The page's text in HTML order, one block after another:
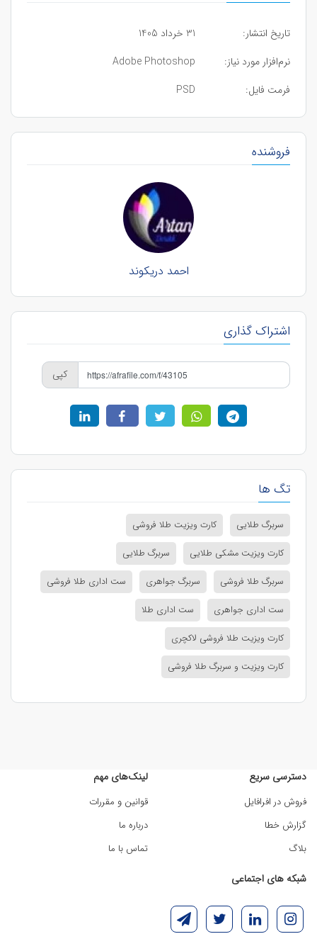
تاریخ انتشار:
31 خرداد 1405
نرم‌افزار مورد نیاز:
Adobe Photoshop
فرمت فایل:
PSD
فروشنده
احمد دریکوند
اشتراک گذاری
کپی
تگ ها
سربرگ طلایی
کارت ویزیت طلا فروشی
کارت ویزیت مشکی طلایی
سربرگ طلایی
سربرگ طلا فروشی
سربرگ جواهری
ست اداری طلا فروشی
ست اداری جواهری
ست اداری طلا
کارت ویزیت طلا فروشی لاکچری
کارت ویزیت و سربرگ طلا فروشی
دسترسی سریع
فروش در افرافایل
گزارش خطا
بلاگ
لینک‌های مهم
قوانین و مقررات
درباره ما
تماس با ما
شبکه های اجتماعی